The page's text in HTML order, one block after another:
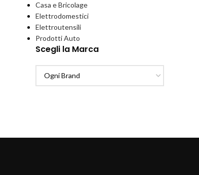
Casa e Bricolage
Elettrodomestici
Elettroutensili
Prodotti Auto
Scegli la Marca